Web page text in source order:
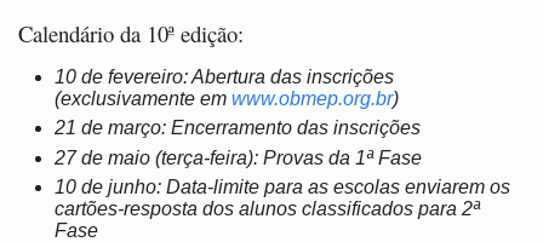
Calendário da 10ª edição:
10 de fevereiro: Abertura das inscrições
(exclusivamente em www.obmep.org.br)
21 de março: Encerramento das inscrições
27 de maio (terça-feira): Provas da 1ª Fase
10 de junho: Data-limite para as escolas enviarem os
cartões-resposta dos alunos classificados para 2ª
Fase